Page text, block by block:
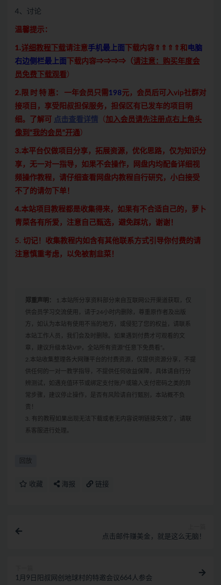
4、讨论
温馨提示：
1.详细教程下载请注意手机最上面 下载内容⇑⇑⇑⇑和 电脑
右边侧栏最上面
下载内容⇒⇒⇒⇒（请注意：购买年度会
员免费下载观看）
2.限 时 特 惠： 一年会员只需198元，会员后可入vip社群对
接项目，享受阳叔担保服务，担保区有已发车的项目明
细。了解可
点击查看详情 （ 加入会员请先注册点右上角头
像到“我的会员”开通 ）
3.本平台仅做项目分享，拓展资源，优化思路，仅为知识分
享，无一对一指导，如果不会操作，网盘内均配备详细视
频操作教程，请仔细查看网盘内教程自行研究，小白接受
不了的请勿下单！
4.本站项目教程都是收集得来，如果有不合适自己的，萝卜
青菜各有所爱，注意自己甄选，避免踩坑，谢谢！
5. 切记！收集教程内如含有其他联系方式引导你付费的请
注意慎重考虑，以免被割韭菜！
郑重声明：
1.本站所分享资料部分来自互联网公开渠道获取，仅
供会员学习交流使用，请于24小时内删除，尊重原作者及出版
方，如认为本站有使用不当的地方，或侵犯了您的权益，请联系
本站工作人员，我们会及时删除。如果遇到付费才可观看的文
章，建议升级本站VIP，全站所有资源“任意下免费看”。
2.本站收集整理各大网赚平台的付费资源，仅提供资源分享，不提
供任何的一对一教学指导，不提供任何收益保障，具体请自行分
辨测试，如遇充值环节或绑定支付账户或输入支付密码之类的异
常步骤，建议停止操作，是否有风险请自行甄别，本站概不负
责！
3. 有的教程如果出现无法下载或者无内容说明链接失效了，请联
系客服进行处理。
回放
收藏 海报 链接
点击邮件赚美金，就是这么无脑！
1月9日阳叔网创地球村的特邀会议664人参会